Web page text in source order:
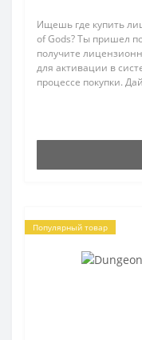
Ищешь где купить
of Gods? Ты пришел
получите
для активации в
процессе покупки.
Популярный товар